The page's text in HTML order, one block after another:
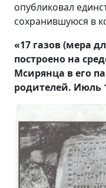
опубликовал
сохранившуюся в
«17 газов (мера
построено на
Мсирянца в его
родителей. Июль